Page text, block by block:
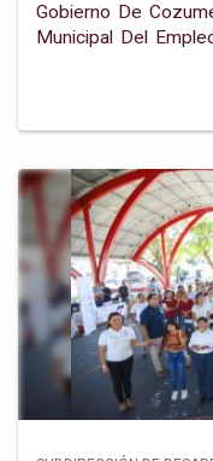
Gobierno De
Municipal Del